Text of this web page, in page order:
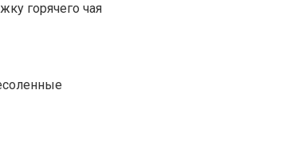
горячего чая